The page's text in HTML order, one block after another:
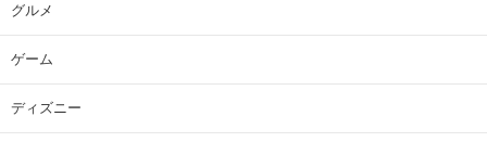
グルメ
ゲーム
ディズニー